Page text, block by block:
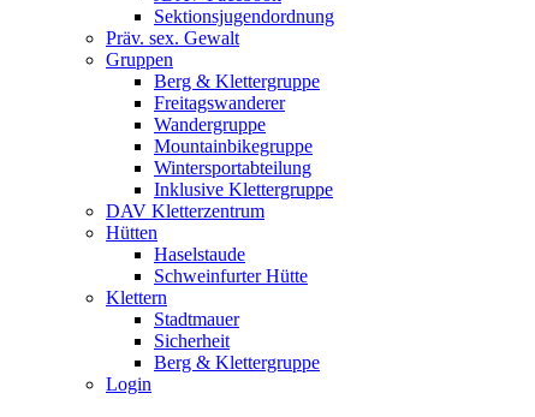
Sektionsjugendordnung
Präv. sex. Gewalt
Gruppen
Berg & Klettergruppe
Freitagswanderer
Wandergruppe
Mountainbikegruppe
Wintersportabteilung
Inklusive Klettergruppe
DAV Kletterzentrum
Hütten
Haselstaude
Schweinfurter Hütte
Klettern
Stadtmauer
Sicherheit
Berg & Klettergruppe
Login